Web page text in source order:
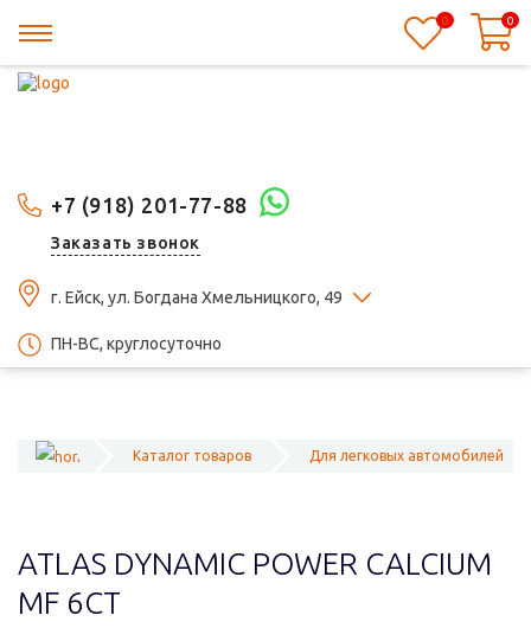
+7 (918) 201-77-88
Заказать звонок
г. Ейск, ул. Богдана Хмельницкого, 49
ПН-ВС, круглосуточно
0 0
Каталог товаров Для легковых автомобилей
ATLAS DYNAMIC POWER CALCIUM
MF 6СТ